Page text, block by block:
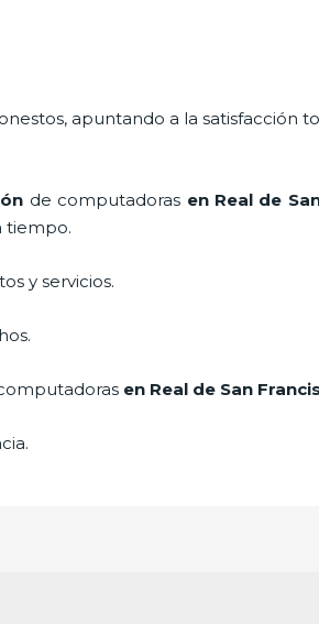
apuntando a la satisfacción
de computadoras en Real de
tiempo.
y servicios.
en Real de San